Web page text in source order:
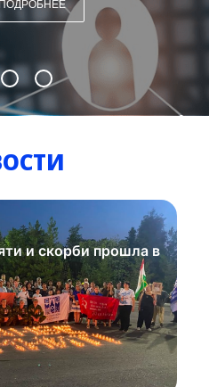
и скорби прошла в